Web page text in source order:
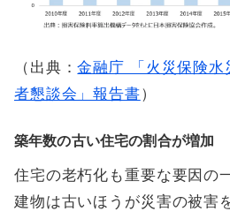
（出典：金融庁 「火災保険
者懇談会」報告書）
築年数の古い住宅の割合が増加
住宅の老朽化も重要な要因の
建物は古いほうが災害の被害